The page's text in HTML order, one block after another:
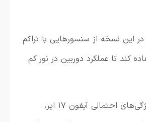
این نسخه از سنسورهایی با تراکم
کند تا عملکرد دوربین در نور کم
یکی از مهم‌ترین ویژگی‌های احتمالی آیفون ۱۷ ایر،